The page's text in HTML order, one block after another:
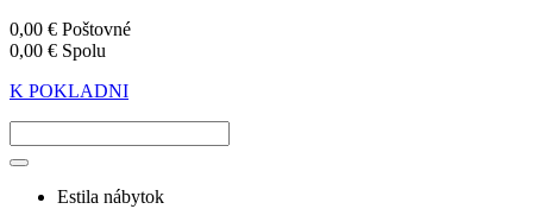
0,00 € Poštovné
0,00 € Spolu
K POKLADNI
Estila nábytok